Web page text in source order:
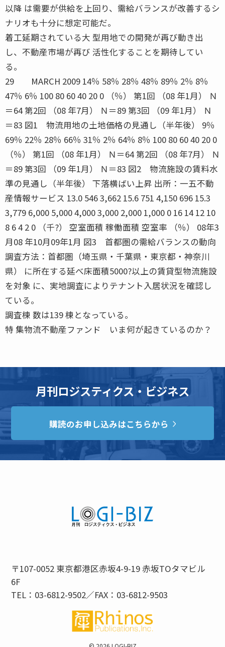
以降 は需要が供給を上回り、需給バランスが改善するシ
ナリオも十分に想定可能だ。
着工延期されている大 型用地での開発が再び動き出
し、不動産市場が再び 活性化することを期待してい
る。
29 MARCH 2009 14％ 58％ 28％ 48％ 89％ 2％ 8％
47％ 6％ 100 80 60 40 20 0 （％） 第1回 （08 年1月） Ｎ
＝64 第2回 （08 年7月） Ｎ＝89 第3回 （09 年1月） Ｎ
＝83 図1 物流用地の土地価格の見通し（半年後） 9％
69％ 22％ 28％ 66％ 31％ 2％ 64％ 8％ 100 80 60 40 20 0
（％） 第1回 （08 年1月） Ｎ＝64 第2回 （08 年7月） Ｎ
＝89 第3回 （09 年1月） Ｎ＝83 図2 物流施設の賃料水
準の見通し（半年後） 下落横ばい上昇 出所：一五不動
産情報サービス 13.0 546 3,662 15.6 751 4,150 696 15.3
3,779 6,000 5,000 4,000 3,000 2,000 1,000 0 16 14 12 10
8 6 4 2 0 （千?） 空室面積 稼働面積 空室率 （％） 08年3
月08 年10月09年1月 図3 首都圏の需給バランスの動向
調査方法：首都圏（埼玉県・千葉県・東京都・神奈川
県） に所在する延べ床面積5000?以上の賃貸型物流施設
を対象 に、実地調査によりテナント入居状況を確認し
ている。
調査棟 数は139 棟となっている。
特 集物流不動産ファンド いま何が起きているのか？
月刊ロジスティクス・ビジネス
購読のお申し込みはこちらから
〒107-0052 東京都港区赤坂4-9-19 赤坂TOタマビル
6F
TEL：03-6812-9502／FAX：03-6812-9503